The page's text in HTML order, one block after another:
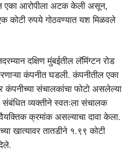
एका आरोपीला अटक केली असून,
कोटी रुपये गोठवण्यात यश मिळवले
दक्षिण मुंबईतील लॅमिंग्टन रोड
कंपनीत घडली. कंपनीतील एका
कंपनीच्या संचालकांचा फोटो असलेल्या
व्यक्तीने स्वतःला संचालक
क्रमांक असल्याचा दावा केला.
खात्यावर तातडीने १.९९ कोटी